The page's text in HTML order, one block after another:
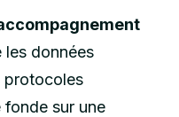
les données
protocoles
fonde sur une